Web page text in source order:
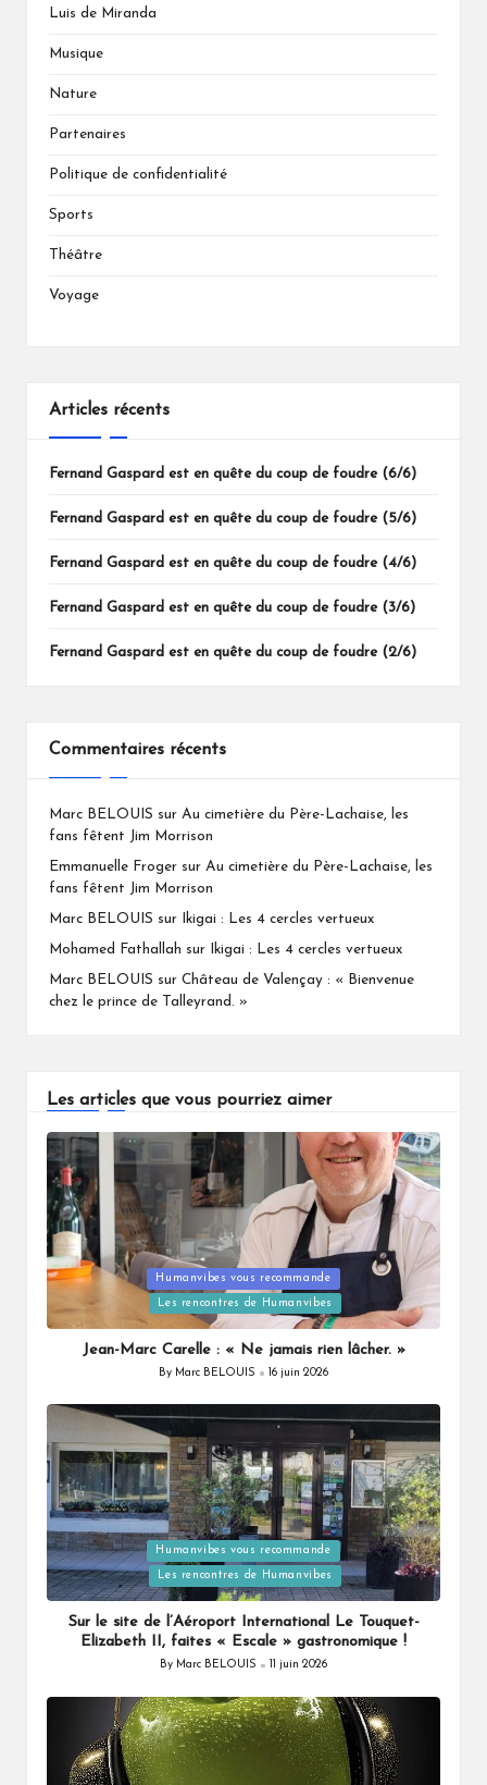
Luis de Miranda
Musique
Nature
Partenaires
Politique de confidentialité
Sports
Théâtre
Voyage
Articles récents
Fernand Gaspard est en quête du coup de foudre (6/6)
Fernand Gaspard est en quête du coup de foudre (5/6)
Fernand Gaspard est en quête du coup de foudre (4/6)
Fernand Gaspard est en quête du coup de foudre (3/6)
Fernand Gaspard est en quête du coup de foudre (2/6)
Commentaires récents
Marc BELOUIS sur Au cimetière du Père-Lachaise, les
fans fêtent Jim Morrison
Emmanuelle Froger sur Au cimetière du Père-Lachaise, les
fans fêtent Jim Morrison
Marc BELOUIS sur Ikigai : Les 4 cercles vertueux
Mohamed Fathallah sur Ikigai : Les 4 cercles vertueux
Marc BELOUIS sur Château de Valençay : « Bienvenue
chez le prince de Talleyrand. »
Les articles que vous pourriez aimer
Posted
Humanvibes vous recommande
Les rencontres de Humanvibes
Jean-Marc Carelle : « Ne jamais rien lâcher. »
Posted
By Marc BELOUIS 16 juin 2026
Posted
in
Humanvibes vous recommande
Les rencontres de Humanvibes
Sur le site de l’Aéroport International Le Touquet-
Elizabeth II, faites « Escale » gastronomique !
Posted
By Marc BELOUIS 11 juin 2026